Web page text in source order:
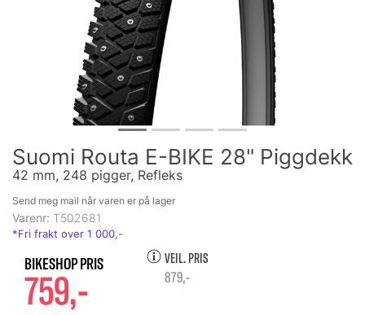
Suomi Routa E-BIKE 28" Piggdekk
42 mm, 248 pigger, Refleks
Varenr: T502681
759,-
VEIL. PRIS
879,-
Send meg mail når varen er på lager